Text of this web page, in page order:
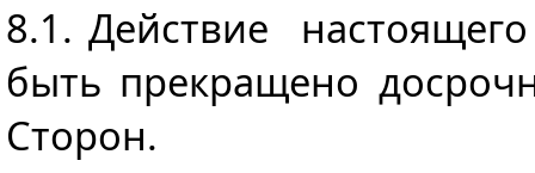
8.1. Действие
быть прекращено
Сторон.